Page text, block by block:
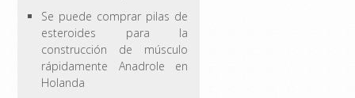
Se puede comprar pilas de
esteroides para la
construcción de músculo
rápidamente Anadrole en
Holanda